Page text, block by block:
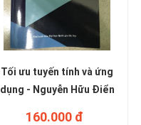
Tối ưu tuyến tính và ứng
dụng - Nguyễn Hữu Điển
160.000 đ